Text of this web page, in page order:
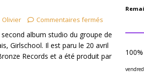
Olivier Commentaires fermés
album studio du groupe de
Girlschool. Il est paru le 20 avril
Records et a été produit par